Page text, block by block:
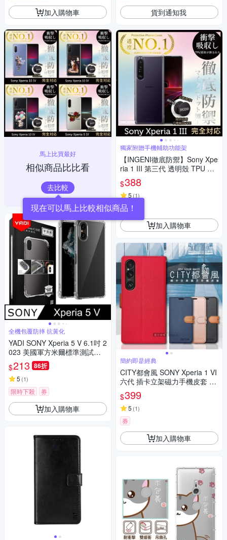
加入購物車
馬上比買最好
相似商品比比看
去比較
現在可以馬上比較相似商品！
全機包覆防摔 抗黃化
YADI SONY Xperia 5 V 6.1吋 2
023 美國軍方米爾標準測試認
證軍規手機空壓殼
$213 86折
5 (1)
限時下殺 券
加入購物車
貨到通知我
獨家附贈手機輔助功能架
【INGENI徹底防禦】Sony Xpe
ria 1 III 第三代 透明殼 TPU 軟
殼 日系全軟式TPU吸震防摔保
護殼
$388
5(1)
券
加入購物車
簡約即是經典
CITY都會風 SONY Xperia 1 VI
六代 插卡立架磁力手機皮套 有
吊飾孔
$399
5 (1)
券
加入購物車